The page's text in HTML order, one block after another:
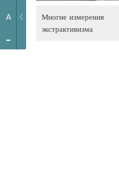
A
-
Многие измерения
экстрактивизма